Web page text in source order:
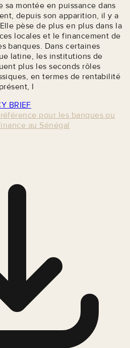
sa montée en puissance dans
depuis son apparition, il y a
pèse de plus en plus dans la
locales et le financement de
banques. Dans certaines
latine, les institutions de
plus les seconds rôles
en termes de rentabilité
l
BRIEF
pour les banques ou
au Sénégal